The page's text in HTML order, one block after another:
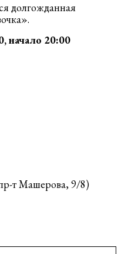
долгожданная
начало 20:00
т Машерова, 9/8)